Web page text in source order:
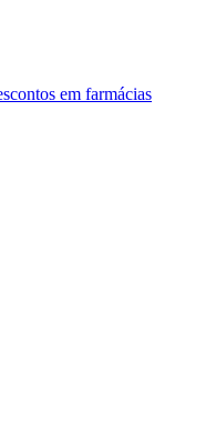
em farmácias